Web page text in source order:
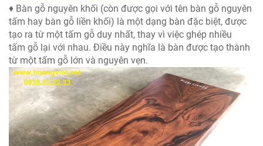
♦ Bàn gỗ nguyên khối (còn được gọi với tên bàn gỗ nguyên
tấm hay bàn gỗ liền khối) là một dạng bàn đặc biệt, được
tạo ra từ một tấm gỗ duy nhất, thay vì việc ghép nhiều
tấm gỗ lại với nhau. Điều này nghĩa là bàn được tạo thành
từ một tấm gỗ lớn và nguyên vẹn.